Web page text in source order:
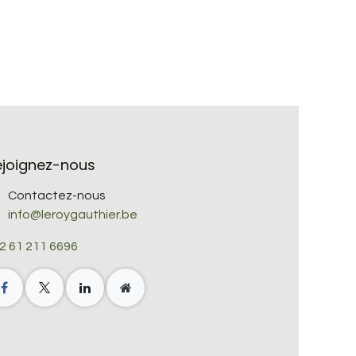
nous
Contactez-nous
info@leroygauthier.be
61 211 6696